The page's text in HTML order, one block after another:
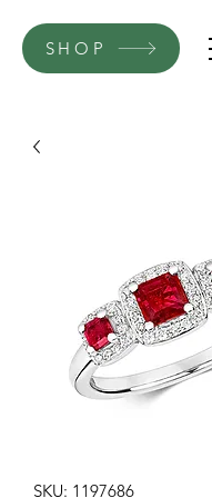
SHOP
SKU: 1197686